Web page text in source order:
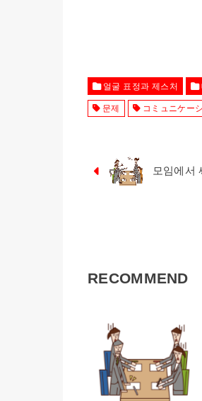
얼굴 표정과 제스처
문제 コミュニケー
모임에서
RECOMMEND